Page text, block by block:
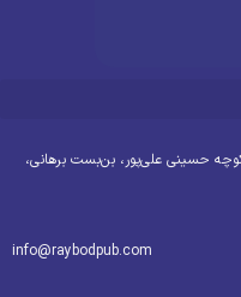
حسینی علی‌پور، بن‌بست برهانی،
info@raybodpub.com